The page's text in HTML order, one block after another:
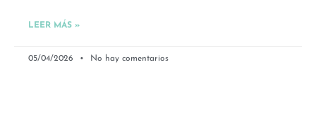
LEER MÁS »
05/04/2026 No hay comentarios